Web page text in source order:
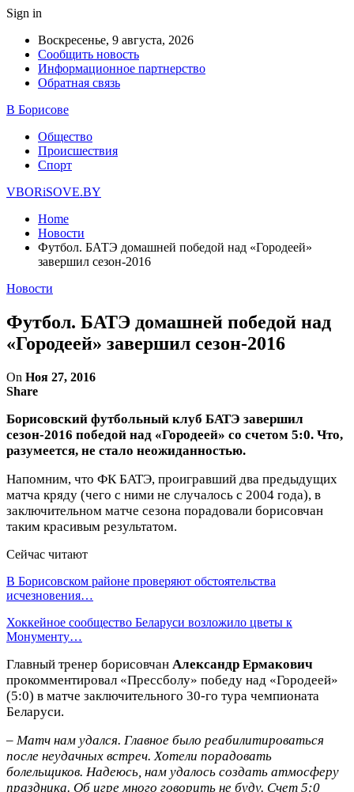
Sign in
Воскресенье, 9 августа, 2026
Сообщить новость
Информационное партнерство
Обратная связь
В Борисове
Общество
Происшествия
Спорт
VBORiSOVE.BY
Home
Новости
Футбол. БАТЭ домашней победой над «Городеей»
завершил сезон-2016
Новости
Футбол. БАТЭ домашней победой над
«Городеей» завершил сезон-2016
On Ноя 27, 2016
Share
Борисовский футбольный клуб БАТЭ завершил
сезон-2016 победой над «Городеей» со счетом 5:0. Что,
разумеется, не стало неожиданностью.
Напомним, что ФК БАТЭ, проигравший два предыдущих
матча кряду (чего с ними не случалось с 2004 года), в
заключительном матче сезона порадовали борисовчан
таким красивым результатом.
Сейчас читают
В Борисовском районе проверяют обстоятельства
исчезновения…
Хоккейное сообщество Беларуси возложило цветы к
Монументу…
Главный тренер борисовчан Александр Ермакович
прокомментировал «Прессболу» победу над «Городеей»
(5:0) в матче заключительного 30-го тура чемпионата
Беларуси.
– Матч нам удался. Главное было реабилитироваться
после неудачных встреч. Хотели порадовать
болельщиков. Надеюсь, нам удалось создать атмосферу
праздника. Об игре много говорить не буду. Счет 5:0